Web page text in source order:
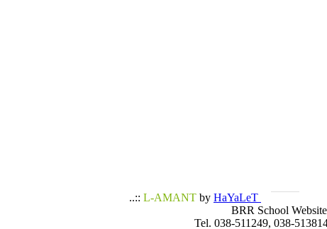
..:: L-AMANT by HaYaLeT
BRR School
Tel. 038-511249, 038-